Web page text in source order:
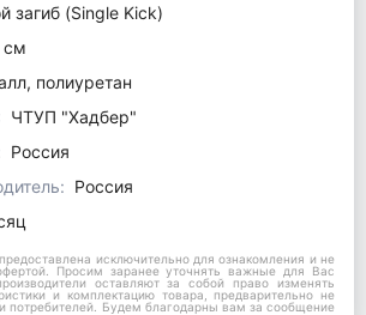
загиб (Single Kick)
см
полиуретан
ЧТУП "Хадбер"
Россия
Россия
исключительно для ознакомления и не
Просим заранее уточнять важные для Вас
оставляют за собой право изменять
и комплектацию товара, предварительно не
потребителей. Будем благодарны вам за сообщение